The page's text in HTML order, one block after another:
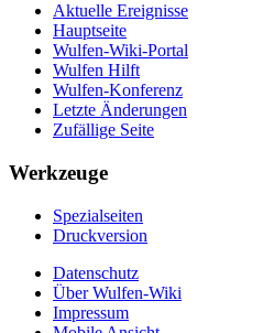
Aktuelle Ereignisse
Hauptseite
Wulfen-Wiki-Portal
Wulfen Hilft
Wulfen-Konferenz
Letzte Änderungen
Zufällige Seite
Werkzeuge
Spezialseiten
Druckversion
Datenschutz
Über Wulfen-Wiki
Impressum